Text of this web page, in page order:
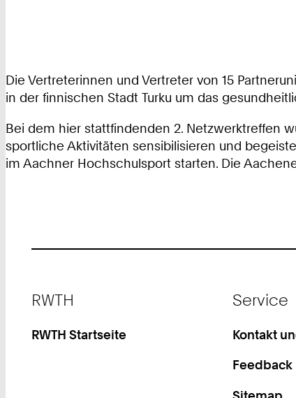
Die Vertreterinnen und Vertreter von 15
in der finnischen Stadt Turku um das
Bei dem hier stattfindenden 2. Netzwerktreffen
sportliche Aktivitäten sensibilisieren und
im Aachner Hochschulsport starten. Die
RWTH
RWTH Startseite
Service
Kontakt
Feedback